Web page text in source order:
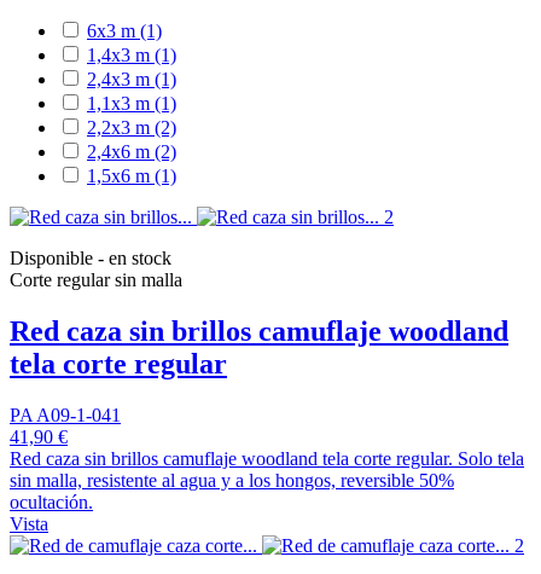
6x3 m (1)
1,4x3 m (1)
2,4x3 m (1)
1,1x3 m (1)
2,2x3 m (2)
2,4x6 m (2)
1,5x6 m (1)
Disponible - en stock
Corte regular sin malla
Red caza sin brillos camuflaje woodland
tela corte regular
PA A09-1-041
41,90 €
Red caza sin brillos camuflaje woodland tela corte regular. Solo tela
sin malla, resistente al agua y a los hongos, reversible 50%
ocultación.
Vista